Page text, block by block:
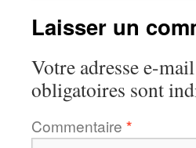
Laisser un
Votre adresse e-
obligatoires sont
Commentaire *